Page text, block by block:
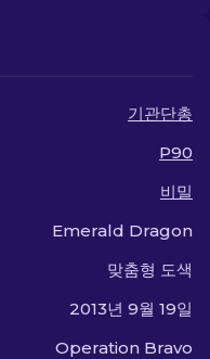
기관단총
P90
비밀
Emerald Dragon
맞춤형 도색
2013년 9월 19일
Operation Bravo